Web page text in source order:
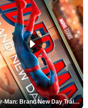
Spider-Man: Brand New Day Tráiler (3)